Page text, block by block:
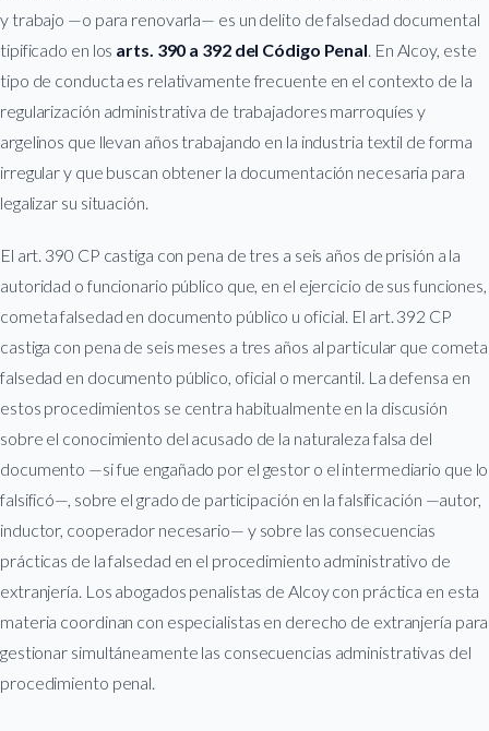
y trabajo —o para renovarla— es un delito de falsedad documental
tipificado en los arts. 390 a 392 del Código Penal . En Alcoy, este
tipo de conducta es relativamente frecuente en el contexto de la
regularización administrativa de trabajadores marroquíes y
argelinos que llevan años trabajando en la industria textil de forma
irregular y que buscan obtener la documentación necesaria para
legalizar su situación.
El art. 390 CP castiga con pena de tres a seis años de prisión a la
autoridad o funcionario público que, en el ejercicio de sus funciones,
cometa falsedad en documento público u oficial. El art. 392 CP
castiga con pena de seis meses a tres años al particular que cometa
falsedad en documento público, oficial o mercantil. La defensa en
estos procedimientos se centra habitualmente en la discusión
sobre el conocimiento del acusado de la naturaleza falsa del
documento —si fue engañado por el gestor o el intermediario que lo
falsificó—, sobre el grado de participación en la falsificación —autor,
inductor, cooperador necesario— y sobre las consecuencias
prácticas de la falsedad en el procedimiento administrativo de
extranjería. Los abogados penalistas de Alcoy con práctica en esta
materia coordinan con especialistas en derecho de extranjería para
gestionar simultáneamente las consecuencias administrativas del
procedimiento penal.